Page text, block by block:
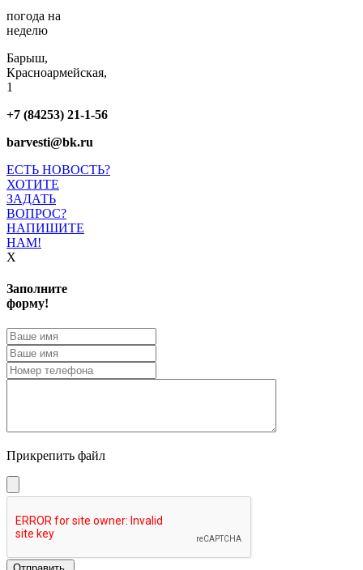
погода на
неделю
Барыш,
Красноармейская,
1
+7 (84253) 21-1-56
barvesti@bk.ru
ЕСТЬ НОВОСТЬ?
ХОТИТЕ
ЗАДАТЬ
ВОПРОС?
НАПИШИТЕ
НАМ!
X
Заполните
форму!
Прикрепить файл